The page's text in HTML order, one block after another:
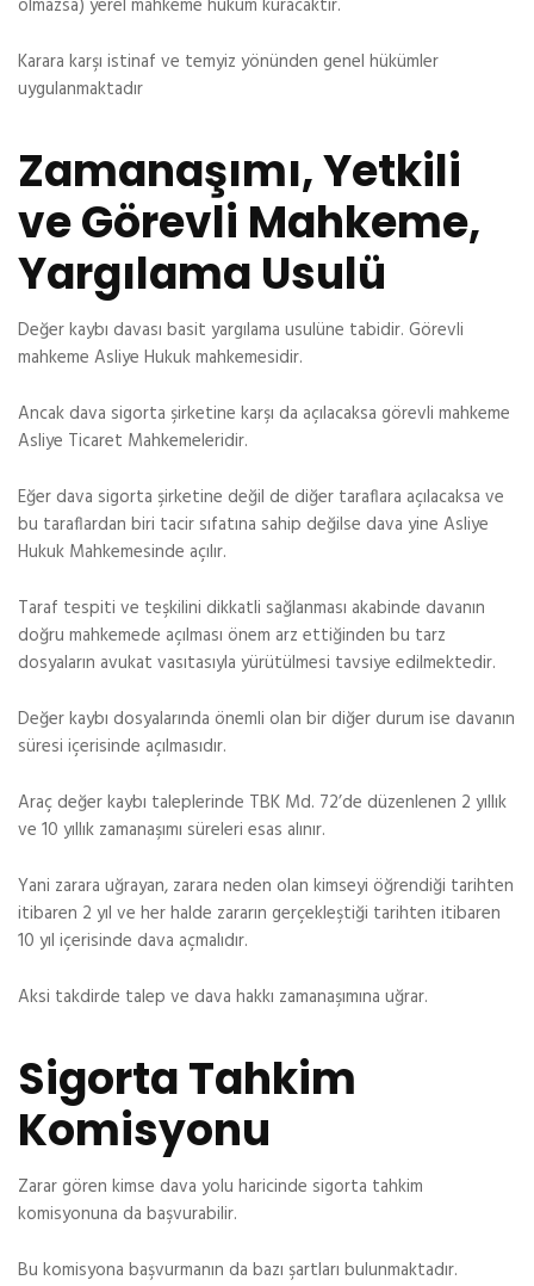
Karara karşı istinaf ve temyiz yönünden genel hükümler
uygulanmaktadır
Zamanaşımı, Yetkili
ve Görevli Mahkeme,
Yargılama Usulü
Değer kaybı davası basit yargılama usulüne tabidir. Görevli
mahkeme Asliye Hukuk mahkemesidir.
Ancak dava sigorta şirketine karşı da açılacaksa görevli mahkeme
Asliye Ticaret Mahkemeleridir.
Eğer dava sigorta şirketine değil de diğer taraflara açılacaksa ve
bu taraflardan biri tacir sıfatına sahip değilse dava yine Asliye
Hukuk Mahkemesinde açılır.
Taraf tespiti ve teşkilini dikkatli sağlanması akabinde davanın
doğru mahkemede açılması önem arz ettiğinden bu tarz
dosyaların avukat vasıtasıyla yürütülmesi tavsiye edilmektedir.
Değer kaybı dosyalarında önemli olan bir diğer durum ise davanın
süresi içerisinde açılmasıdır.
Araç değer kaybı taleplerinde TBK Md. 72’de düzenlenen 2 yıllık
ve 10 yıllık zamanaşımı süreleri esas alınır.
Yani zarara uğrayan, zarara neden olan kimseyi öğrendiği tarihten
itibaren 2 yıl ve her halde zararın gerçekleştiği tarihten itibaren
10 yıl içerisinde dava açmalıdır.
Aksi takdirde talep ve dava hakkı zamanaşımına uğrar.
Sigorta Tahkim
Komisyonu
Zarar gören kimse dava yolu haricinde sigorta tahkim
komisyonuna da başvurabilir.
Bu komisyona başvurmanın da bazı şartları bulunmaktadır.